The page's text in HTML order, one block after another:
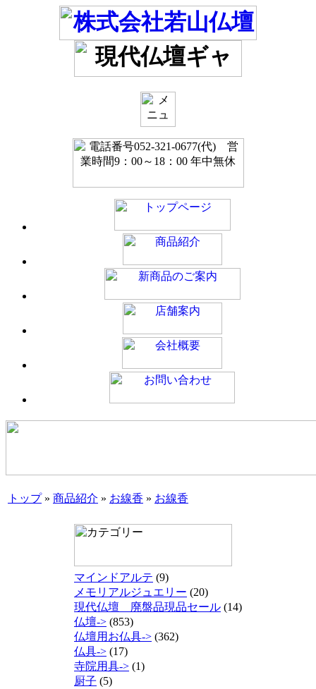
トップ» 商品紹介 » お線香 » お線香
マインドアルテ (9)
メモリアルジュエリー (20)
現代仏壇 廃盤品現品セール (14)
仏壇-> (853)
仏壇用お仏具-> (362)
仏具-> (17)
寺院用具-> (1)
厨子 (5)